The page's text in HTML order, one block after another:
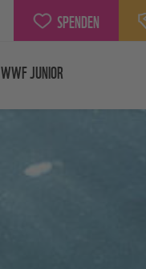
SPENDEN
WWF JUNIOR